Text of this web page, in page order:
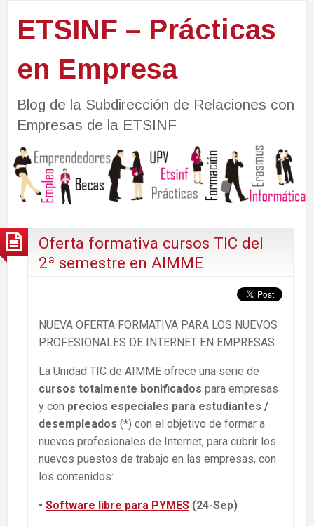
ETSINF – Prácticas
en Empresa
Blog de la Subdirección de Relaciones con
Empresas de la ETSINF
Oferta formativa cursos TIC del
2ª semestre en AIMME
NUEVA OFERTA FORMATIVA PARA LOS NUEVOS
PROFESIONALES DE INTERNET EN EMPRESAS
La Unidad TIC de AIMME ofrece una serie de
cursos totalmente bonificados para empresas
y con precios especiales para estudiantes /
desempleados (*) con el objetivo de formar a
nuevos profesionales de Internet, para cubrir los
nuevos puestos de trabajo en las empresas, con
los contenidos:
• Software libre para PYMES (24-Sep)